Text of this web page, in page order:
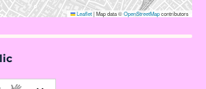
Leaflet|Map data ©OpenStreetMapcontributors